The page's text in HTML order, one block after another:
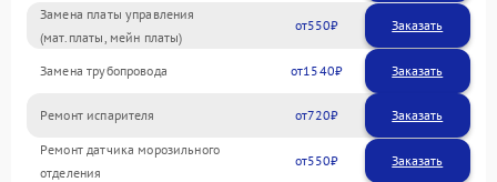
Замена платы управления
(мат.платы, мейн платы)
550
Замена трубопровода 1540
Ремонт испарителя 720
Ремонт датчика морозильного
отделения
550